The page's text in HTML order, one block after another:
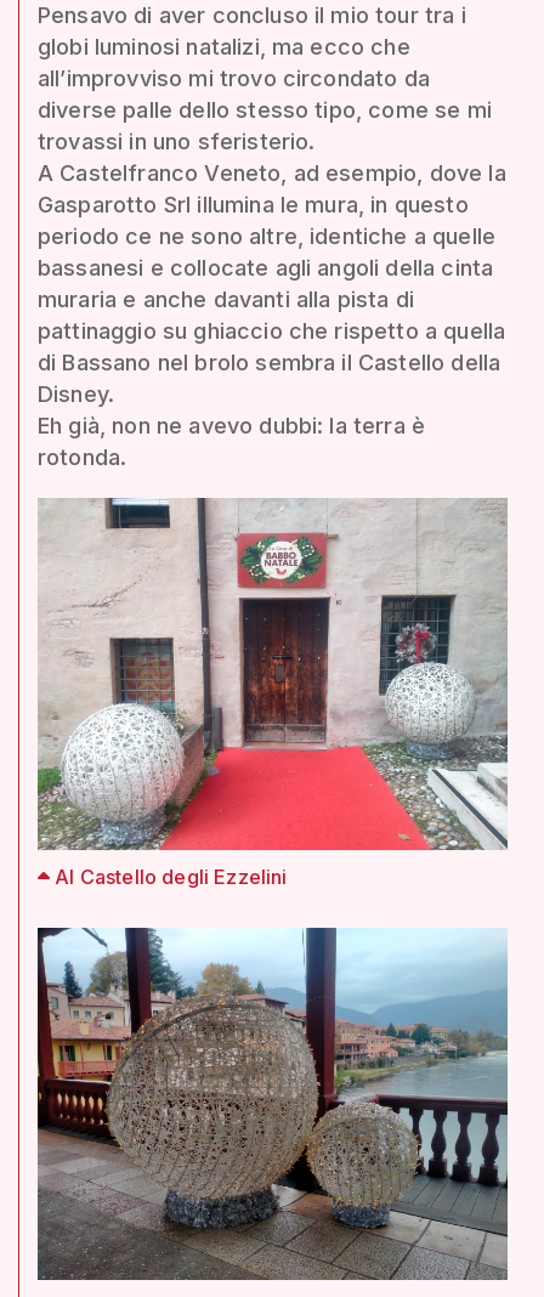
Pensavo di aver concluso il mio tour tra i
globi luminosi natalizi, ma ecco che
all’improvviso mi trovo circondato da
diverse palle dello stesso tipo, come se mi
trovassi in uno sferisterio.
A Castelfranco Veneto, ad esempio, dove la
Gasparotto Srl illumina le mura, in questo
periodo ce ne sono altre, identiche a quelle
bassanesi e collocate agli angoli della cinta
muraria e anche davanti alla pista di
pattinaggio su ghiaccio che rispetto a quella
di Bassano nel brolo sembra il Castello della
Disney.
Eh già, non ne avevo dubbi: la terra è
rotonda.
Al Castello degli Ezzelini